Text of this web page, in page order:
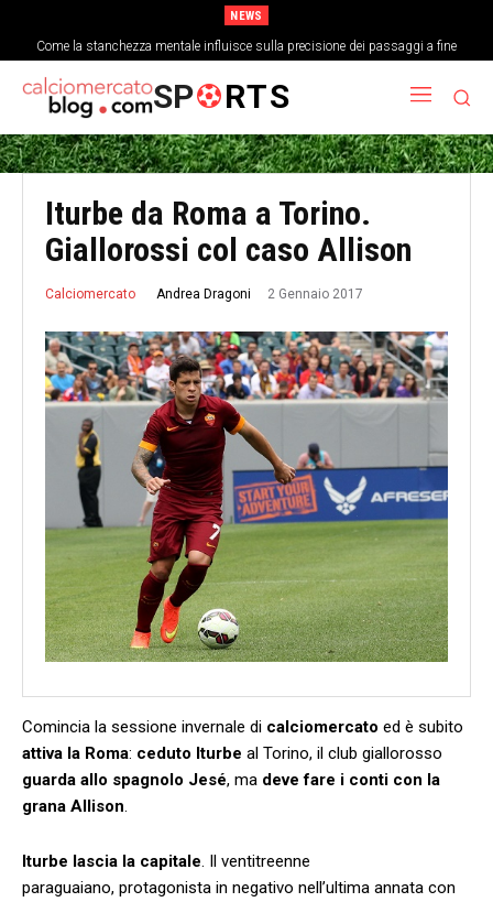
NEWS
Come la stanchezza mentale influisce sulla precisione dei passaggi a fine
partita
SP RTS
Iturbe da Roma a Torino.
Giallorossi col caso Allison
Calciomercato Andrea Dragoni 2 Gennaio 2017
Comincia la sessione invernale di calciomercato ed è subito
attiva la Roma: ceduto Iturbe al Torino, il club giallorosso
guarda allo spagnolo Jesé, ma deve fare i conti con la
grana Allison
Iturbe lascia la capitale . Il ventitreenne
paraguaiano, protagonista in negativo nell’ultima annata con